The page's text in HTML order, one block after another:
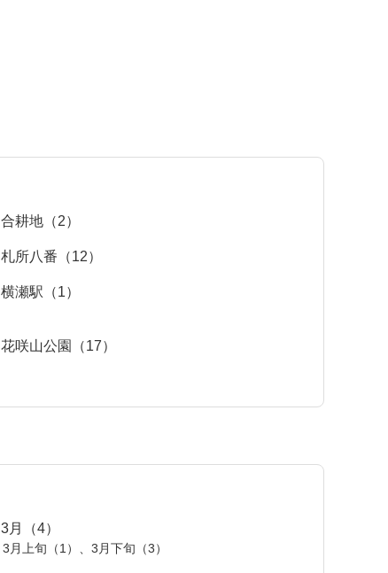
合耕地（2）
札所八番（12）
横瀬駅（1）
花咲山公園（17）
3月（4）
3月上旬（1） 3月下旬（3）